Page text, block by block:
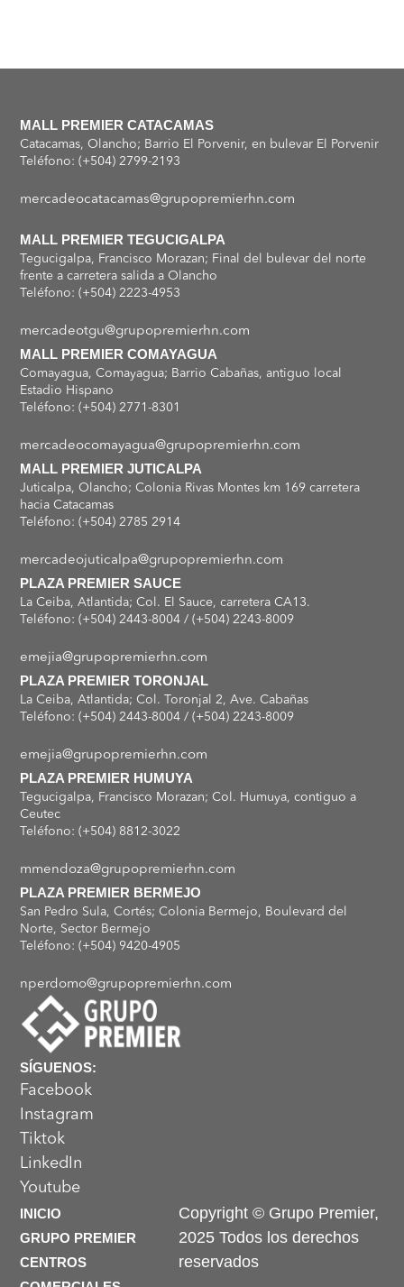
MALL PREMIER CATACAMAS
Catacamas, Olancho; Barrio El Porvenir, en bulevar El Porvenir
Teléfono: (+504) 2799-2193
mercadeocatacamas@grupopremierhn.com
MALL PREMIER TEGUCIGALPA
Tegucigalpa, Francisco Morazan; Final del bulevar del norte
frente a carretera salida a Olancho
Teléfono: (+504) 2223-4953
mercadeotgu@grupopremierhn.com
MALL PREMIER COMAYAGUA
Comayagua, Comayagua; Barrio Cabañas, antiguo local
Estadio Hispano
Teléfono: (+504) 2771-8301
mercadeocomayagua@grupopremierhn.com
MALL PREMIER JUTICALPA
Juticalpa, Olancho; Colonia Rivas Montes km 169 carretera
hacia Catacamas
Teléfono: (+504) 2785 2914
mercadeojuticalpa@grupopremierhn.com
PLAZA PREMIER SAUCE
La Ceiba, Atlantida; Col. El Sauce, carretera CA13.
Teléfono: (+504) 2443-8004 / (+504) 2243-8009
emejia@grupopremierhn.com
PLAZA PREMIER TORONJAL
La Ceiba, Atlantida; Col. Toronjal 2, Ave. Cabañas
Teléfono: (+504) 2443-8004 / (+504) 2243-8009
emejia@grupopremierhn.com
PLAZA PREMIER HUMUYA
Tegucigalpa, Francisco Morazan; Col. Humuya, contiguo a
Ceutec
Teléfono: (+504) 8812-3022
mmendoza@grupopremierhn.com
PLAZA PREMIER BERMEJO
San Pedro Sula, Cortés; Colonia Bermejo, Boulevard del
Norte, Sector Bermejo
Teléfono: (+504) 9420-4905
nperdomo@grupopremierhn.com
SÍGUENOS:
Facebook
Instagram
Tiktok
LinkedIn
Youtube
INICIO
GRUPO PREMIER
CENTROS
Copyright © Grupo Premier,
2025 Todos los derechos
reservados